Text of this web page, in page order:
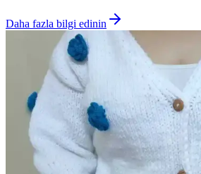
Daha fazla bilgi edinin